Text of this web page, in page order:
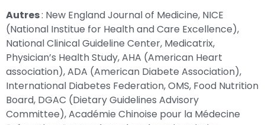
Autres: New England Journal of Medicine, NICE
(National Institue for Health and Care Excellence),
National Clinical Guideline Center, Medicatrix,
Physician’s Health Study, AHA (American Heart
association), ADA (American Diabete Association),
International Diabetes Federation, OMS, Food Nutrition
Board, DGAC (Dietary Guidelines Advisory
Committee), Académie Chinoise pour la Médecine